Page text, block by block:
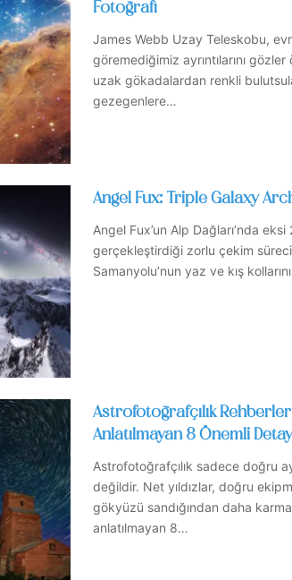
Fotoğrafı
James Webb Uzay Teleskobu,
göremediğimiz ayrıntılarını
uzak gökadalardan renkli
gezegenlere…
Angel Fux: Triple Galaxy
Angel Fux’un Alp Dağları’nda
gerçekleştirdiği zorlu çekim
Samanyolu’nun yaz ve kış
Astrofotoğrafçılık
Anlatılmayan 8 Önemli Detay
Astrofotoğrafçılık sadece doğru
değildir. Net yıldızlar, doğru
gökyüzü sandığından daha
anlatılmayan 8…